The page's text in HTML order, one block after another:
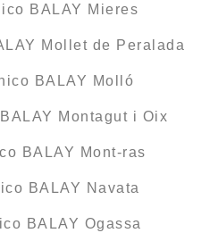
BALAY Mieres
Mollet de Peralada
BALAY Molló
Montagut i Oix
BALAY Mont-ras
BALAY Navata
BALAY Ogassa